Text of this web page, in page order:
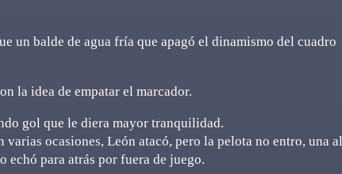
un balde de agua fría que apagó el dinamismo del cuadro
la idea de empatar el marcador.
gol que le diera mayor tranquilidad.
ocasiones, León atacó, pero la pelota no entro, una al
echó para atrás por fuera de juego.